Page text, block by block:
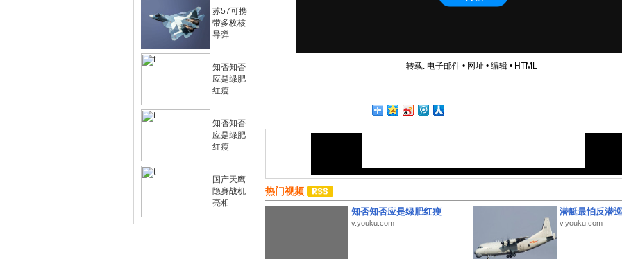
苏57可携
带多枚核
导弹
知否知否
应是绿肥
红瘦
知否知否
应是绿肥
红瘦
国产天鹰
隐身战机
亮相
转载: 电子邮件• 网址 • 编辑• HTML
热门视频
知否知否应是绿肥红瘦
v.youku.com
潜艇最怕反潜
v.youku.com